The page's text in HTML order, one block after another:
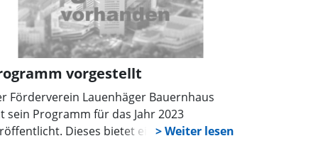
vorgestellt
Förderverein Lauenhäger Bauernhaus
sein Programm für das Jahr 2023
Dieses bietet eine bunte